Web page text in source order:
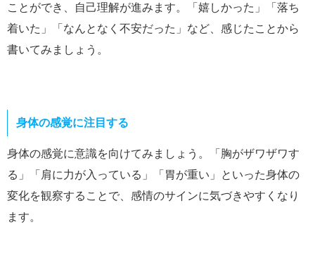
ことができ、自己理解が進みます。「嬉しかった」「落ち
着いた」「なんとなく不安だった」など、感じたことから
書いてみましょう。
身体の感覚に注目する
身体の感覚に意識を向けてみましょう。「胸がザワザワす
る」「肩に力が入っている」「胃が重い」といった身体の
変化を観察することで、感情のサインに気づきやすくなり
ます。